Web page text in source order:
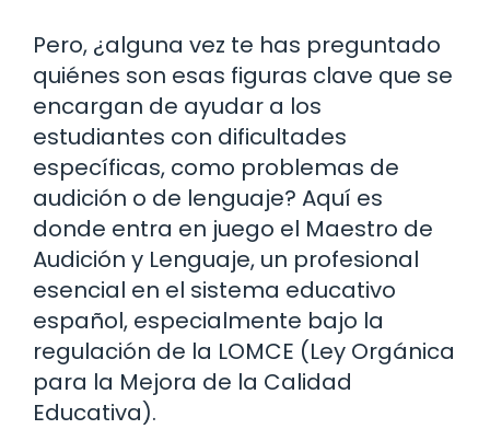
Pero, ¿alguna vez te has preguntado
quiénes son esas figuras clave que se
encargan de ayudar a los
estudiantes con dificultades
específicas, como problemas de
audición o de lenguaje? Aquí es
donde entra en juego el Maestro de
Audición y Lenguaje, un profesional
esencial en el sistema educativo
español, especialmente bajo la
regulación de la LOMCE (Ley Orgánica
para la Mejora de la Calidad
Educativa).